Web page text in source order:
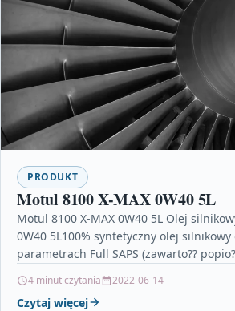
PRODUKT
Motul 8100 X-MAX 0W40 5L
Motul 8100 X-MAX 0W40 5L Olej
0W40 5L100% syntetyczny olej silnikowy
parametrach Full SAPS (zawarto??
4 minut czytania 2022-06-14
Czytaj więcej